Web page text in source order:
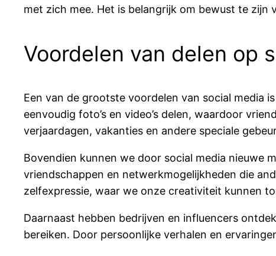
met zich mee. Het is belangrijk om bewust te
Voordelen van delen op
Een van de grootste voordelen van social media
eenvoudig foto’s en video’s delen, waardoor
verjaardagen, vakanties en andere speciale
Bovendien kunnen we door social media nieuwe
vriendschappen en netwerkmogelijkheden die
zelfexpressie, waar we onze creativiteit kunnen
Daarnaast hebben bedrijven en influencers
bereiken. Door persoonlijke verhalen en